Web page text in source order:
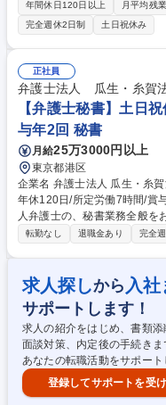
います）常に沢山のタスクを
よう陰で支えるやりがいのある業務です。 ■担当弁
整、管理■月末の経費精算■弁
正■所外のビジネス関係者へ
配、慶事／弔事対応、メール
た業務（出張、外部会議室手
等）■適性や意欲を踏まえ、
部ご対応いただく場合もございます。 募集職種 【弁護
スケジュール調整や管理をお
年間休日120日以上 月平均残
完全週休2日制
土日祝休み
正社員
弁護士法人 瓜生・糸賀
【弁護士秘書】土日
与年2回 秘書
月給25万3000円以上
東京都港区
企業名 弁護士法人 瓜生・糸賀法律事務所 求人名 【
年休120日/所定労働7時間/賞与年2回 仕事の内容 中国法務
人弁護士の、秘書業務全般
専門家が業務に集中できる環境作りが仕事
■コピー ■ファイリング ■会
入力および管理 ■資料作成・チェ
の変更の範囲：当所業務全般 募集職種 【弁護士秘書】土日祝休/年休120
日/所定労働7時間/賞与年2回
転勤なし 退職金あり 完全
求人探しから 入社
サポートします！
求人の紹介をはじめ、書類添
面談対策、内定後の手続きま
あなたの転職活動をサポート
登録してサポートを受